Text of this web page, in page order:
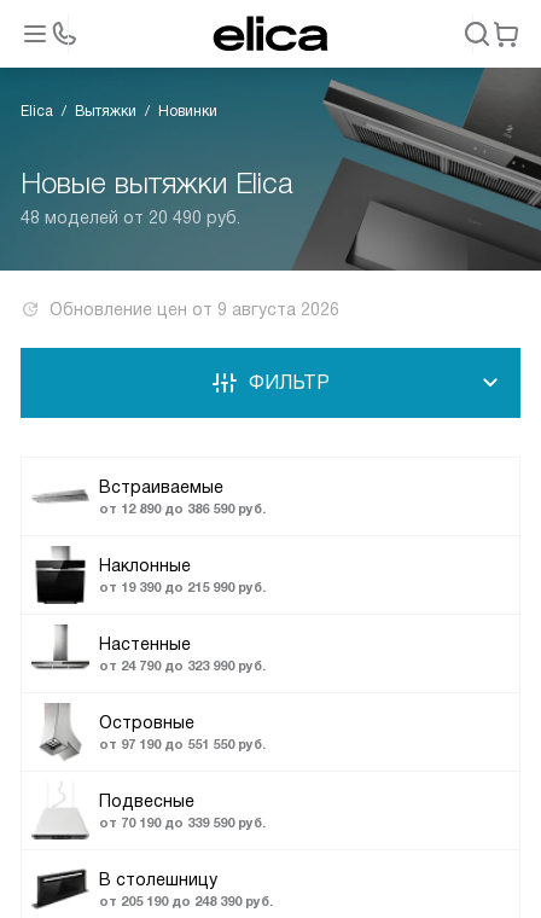
Elica Вытяжки Новинки
Новые вытяжки Elica
48 моделей от 20 490 руб.
Обновление цен от 9 августа 2026
Встраиваемые
от 12 890 до 386 590 руб.
Наклонные
от 19 390 до 215 990 руб.
Настенные
от 24 790 до 323 990 руб.
Островные
от 97 190 до 551 550 руб.
Подвесные
от 70 190 до 339 590 руб.
В столешницу
от 205 190 до 248 390 руб.
ФИЛЬТР